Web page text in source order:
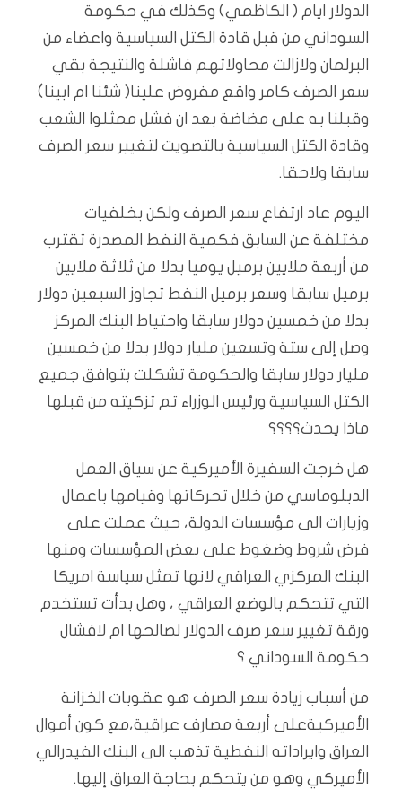
الدولار ايام ( الكاظمي) وكذلك في حكومة
السوداني من قبل قادة الكتل السياسية واعضاء من
البرلمان ولازالت محاولاتهم فاشلة والنتيجة بقي
سعر الصرف كامر واقع مفروض علينا( شئنا ام ابينا)
وقبلنا به على مضاضة بعد ان فشل ممثلوا الشعب
وقادة الكتل السياسية بالتصويت لتغيير سعر الصرف
سابقا ولاحقا.
اليوم عاد ارتفاع سعر الصرف ولكن بخلفيات
مختلفة عن السابق فكمية النفط المصدرة تقترب
من أربعة ملايين برميل يوميا بدلا من ثلاثة ملايين
برميل سابقا وسعر برميل النفط تجاوز السبعين دولار
بدلا من خمسين دولار سابقا واحتياط البنك المركز
وصل إلى ستة وتسعين مليار دولار بدلا من خمسين
مليار دولار سابقا والحكومة تشكلت بتوافق جميع
الكتل السياسية ورئيس الوزراء تم تزكيته من قبلها
ماذا يحدث؟؟؟؟
هل خرجت السفيرة الأميركية عن سياق العمل
الدبلوماسي من خلال تحركاتها وقيامها باعمال
وزيارات الى مؤسسات الدولة، حيث عملت على
فرض شروط وضغوط على بعض المؤسسات ومنها
البنك المركزي العراقي لانها تمثل سياسة امريكا
التي تتحكم بالوضع العراقي ، وهل بدأت تستخدم
ورقة تغيير سعر صرف الدولار لصالحها ام لافشال
حكومة السوداني ؟
من أسباب زيادة سعر الصرف هو عقوبات الخزانة
الأميركيةعلى أربعة مصارف عراقية،مع كون أموال
العراق وايراداته النفطية تذهب الى البنك الفيدرالي
الأميركي وهو من يتحكم بحاجة العراق إليها.